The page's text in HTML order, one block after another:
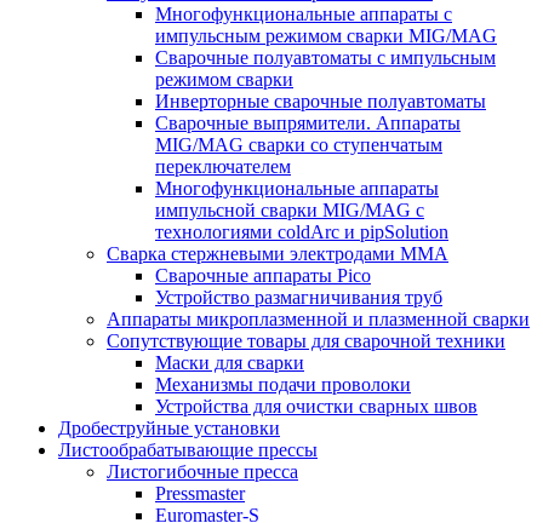
Многофункциональные аппараты с
импульсным режимом сварки MIG/MAG
Сварочные полуавтоматы с импульсным
режимом сварки
Инверторные сварочные полуавтоматы
Сварочные выпрямители. Аппараты
MIG/MAG сварки со ступенчатым
переключателем
Многофункциональные аппараты
импульсной сварки MIG/MAG с
технологиями coldArc и pipSolution
Сварка стержневыми электродами MMA
Сварочные аппараты Pico
Устройство размагничивания труб
Аппараты микроплазменной и плазменной сварки
Сопутствующие товары для сварочной техники
Маски для сварки
Механизмы подачи проволоки
Устройства для очистки сварных швов
Дробеструйные установки
Листообрабатывающие прессы
Листогибочные пресса
Pressmaster
Euromaster-S